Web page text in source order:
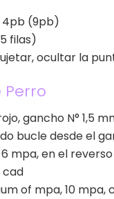
4pb (9pb)
filas)
ocultar la
gancho N° 1,5
bucle desde el
mpa, en el
cad
of mpa, 10 mpa,